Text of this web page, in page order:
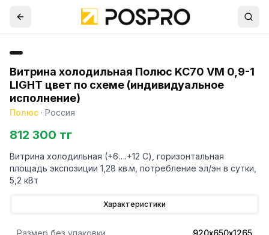
Витрина холодильная Полюс KC70 VM 0,9-1
LIGHT цвет по схеме (индивидуальное
исполнение)
Полюс · Россия
812 300 тг
Витрина холодильная (+6….+12 С), горизонтальная
площадь экспозиции 1,28 кв.м, потребление эл/эн в сутки,
5,2 кВт
Характеристики
Размер без упаковки 920х650х1265